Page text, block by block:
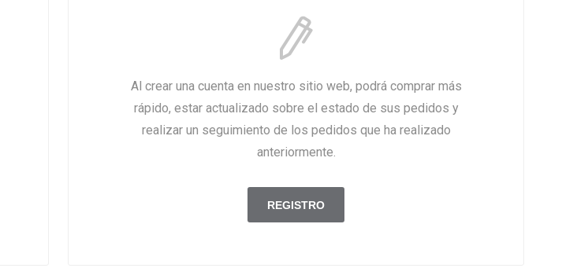
Al crear una cuenta en nuestro sitio web, podrá comprar más
rápido, estar actualizado sobre el estado de sus pedidos y
realizar un seguimiento de los pedidos que ha realizado
anteriormente.